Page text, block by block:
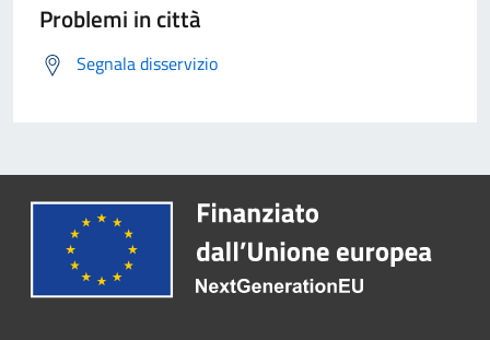
Problemi in città
Segnala disservizio